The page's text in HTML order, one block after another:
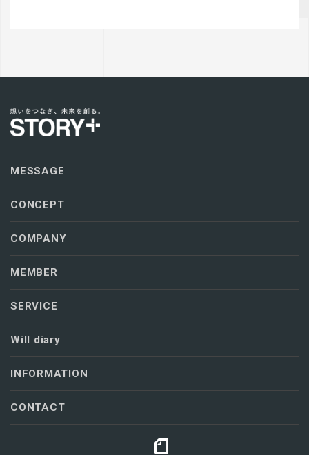
MESSAGE
CONCEPT
COMPANY
MEMBER
SERVICE
Will diary
INFORMATION
CONTACT